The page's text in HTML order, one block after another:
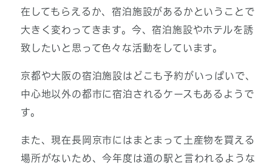
在してもらえるか、宿泊施設があるかということで
大きく変わってきます。今、宿泊施設やホテルを誘
致したいと思って色々な活動をしています。
京都や大阪の宿泊施設はどこも予約がいっぱいで、
中心地以外の都市に宿泊されるケースもあるようで
す。
また、現在長岡京市にはまとまって土産物を買える
場所がないため、今年度は道の駅と言われるような